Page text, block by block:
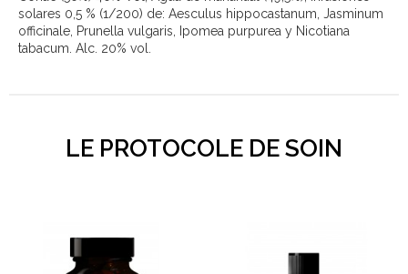
solares 0,5 % (1/200) de: Aesculus hippocastanum, Jasminum
officinale, Prunella vulgaris, Ipomea purpurea y Nicotiana
tabacum. Alc. 20% vol.
LE PROTOCOLE DE SOIN